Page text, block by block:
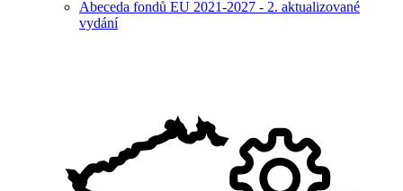
Abeceda fondů EU 2021-2027 - 2. aktualizované
vydání